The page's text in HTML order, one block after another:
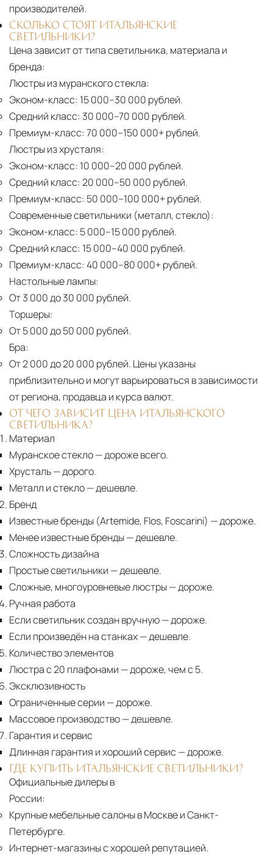
производителей.
СКОЛЬКО СТОЯТ ИТАЛЬЯНСКИЕ
СВЕТИЛЬНИКИ?
Цена зависит от типа светильника, материала и
бренда:
Люстры из муранского стекла:
Эконом-класс: 15 000–30 000 рублей.
Средний класс: 30 000–70 000 рублей.
Премиум-класс: 70 000–150 000+ рублей.
Люстры из хрусталя:
Эконом-класс: 10 000–20 000 рублей.
Средний класс: 20 000–50 000 рублей.
Премиум-класс: 50 000–100 000+ рублей.
Современные светильники (металл, стекло):
Эконом-класс: 5 000–15 000 рублей.
Средний класс: 15 000–40 000 рублей.
Премиум-класс: 40 000–80 000+ рублей.
Настольные лампы:
От 3 000 до 30 000 рублей.
Торшеры:
От 5 000 до 50 000 рублей.
Бра:
От 2 000 до 20 000 рублей. Цены указаны
приблизительно и могут варьироваться в зависимости
от региона, продавца и курса валют.
ОТ ЧЕГО ЗАВИСИТ ЦЕНА ИТАЛЬЯНСКОГО
СВЕТИЛЬНИКА?
Материал
Муранское стекло— дороже всего.
Хрусталь— дорого.
Металл и стекло— дешевле.
Бренд
Известные бренды (Artemide, Flos, Foscarini) — дороже.
Менее известные бренды— дешевле.
Сложность дизайна
Простые светильники — дешевле.
Сложные, многоуровневые люстры— дороже.
Ручная работа
Если светильник создан вручную— дороже.
Если произведён на станках— дешевле.
Количество элементов
Люстра с 20 плафонами — дороже, чем с 5.
Эксклюзивность
Ограниченные серии — дороже.
Массовое производство— дешевле.
Гарантия и сервис
Длинная гарантия и хороший сервис — дороже.
ГДЕ КУПИТЬ ИТАЛЬЯНСКИЕ СВЕТИЛЬНИКИ?
Официальные дилеры в
России:
Крупные мебельные салоны в Москве и Санкт-
Петербурге.
Интернет-магазины с хорошей репутацией.